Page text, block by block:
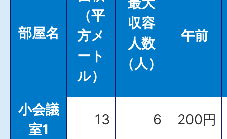
部屋名
（平
方メ
ート
ル）
収容
人数
（人）
午前
小会議
室1
13 6 200円